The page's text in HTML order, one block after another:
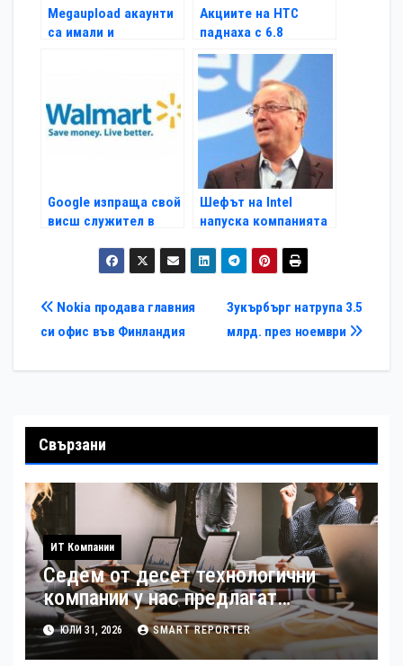
Megaupload акаунти
са имали и
Акциите на HTC
паднаха с 6.8
процента
Google изпраща свой
висш служител в
Шефът на Intel
напуска компанията
Навигация
Зукърбърг натрупа 3.5
млрд. през ноември
Nokia продава главния
си офис във Финландия
Свързани
ИТ Компании
Седем от десет технологични
компании у нас предлагат
хибридна работа
ЮЛИ 31, 2026 SMART REPORTER